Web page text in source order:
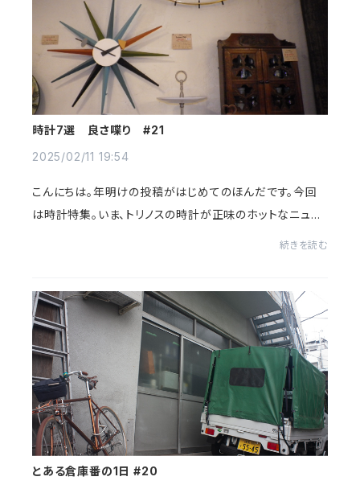
時計7選 良さ喋り #21
2025/02/11 19:54
こんにちは。年明けの投稿がはじめてのほんだです。今回
は時計特集。いま、トリノスの時計が正味のホットなニュア
続きを読む
とある倉庫番の1日 #20